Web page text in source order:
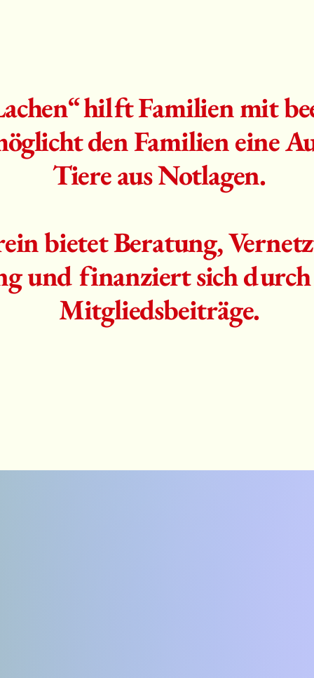
hilft Familien mit
den Familien eine
Tiere aus Notlagen.
bietet Beratung,
und finanziert sich durch
Mitgliedsbeiträge.